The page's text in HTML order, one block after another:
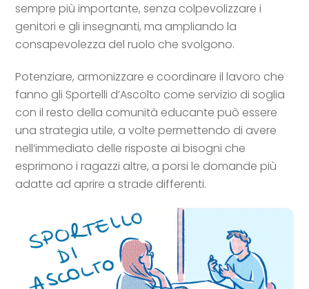
sempre più importante, senza colpevolizzare i
genitori e gli insegnanti, ma ampliando la
consapevolezza del ruolo che svolgono.
Potenziare, armonizzare e coordinare il lavoro che
fanno gli Sportelli d’Ascolto come servizio di soglia
con il resto della comunità educante può essere
una strategia utile, a volte permettendo di avere
nell’immediato delle risposte ai bisogni che
esprimono i ragazzi altre, a porsi le domande più
adatte ad aprire a strade differenti.